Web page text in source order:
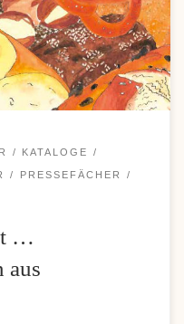
weshalb diese
immer beliebter wird. Wer
und aktuelle […]
KATALOGE
PRESSEFÄCHER
…
aus